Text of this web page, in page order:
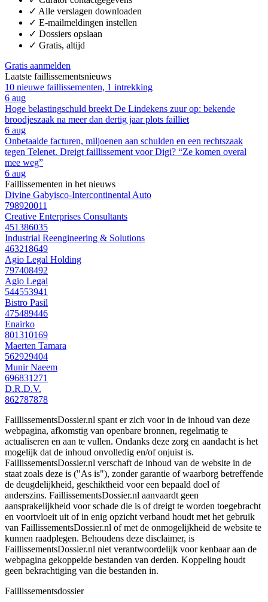
✓ Alle verslagen downloaden
✓ E-mailmeldingen instellen
✓ Dossiers opslaan
✓ Gratis, altijd
Gratis aanmelden
Laatste faillissementsnieuws
10 nieuwe faillissementen, 1 intrekking
6 aug
Hoge belastingschuld breekt De Lindekens zuur op: bekende
broodjeszaak na meer dan dertig jaar plots failliet
6 aug
Onbetaalde facturen, miljoenen aan schulden en een rechtszaak
tegen Telenet. Dreigt faillissement voor Digi? “Ze komen overal
mee weg”
6 aug
Faillissementen in het nieuws
Divine Gabyisco-Intercontinental Auto
798920011
Creative Enterprises Consultants
451386035
Industrial Reengineering & Solutions
463218649
Agio Legal Holding
797408492
Agio Legal
544553941
Bistro Pasil
475489446
Enairko
801310169
Maerten Tamara
562929404
Munir Naeem
696831271
D.R.D.V.
862787878
FaillissementsDossier.nl spant er zich voor in de inhoud van deze
webpagina, afkomstig van openbare bronnen, regelmatig te
actualiseren en aan te vullen. Ondanks deze zorg en aandacht is het
mogelijk dat de inhoud onvolledig en/of onjuist is.
FaillissementsDossier.nl verschaft de inhoud van de website in de
staat zoals deze is ("As is"), zonder garantie of waarborg betreffende
de deugdelijkheid, geschiktheid voor een bepaald doel of
anderszins. FaillissementsDossier.nl aanvaardt geen
aansprakelijkheid voor schade die is of dreigt te worden toegebracht
en voortvloeit uit of in enig opzicht verband houdt met het gebruik
van FaillissementsDossier.nl of met de onmogelijkheid de website te
kunnen raadplegen. Behoudens deze disclaimer, is
FaillissementsDossier.nl niet verantwoordelijk voor kenbaar aan de
webpagina gekoppelde bestanden van derden. Koppeling houdt
geen bekrachtiging van die bestanden in.
Faillissementsdossier